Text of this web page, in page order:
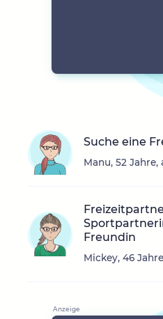
Suche eine
Manu, 52
Freundin
Mickey, 46